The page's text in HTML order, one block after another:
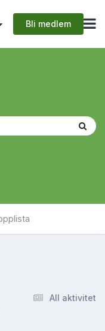
Bli medlem
All aktivitet